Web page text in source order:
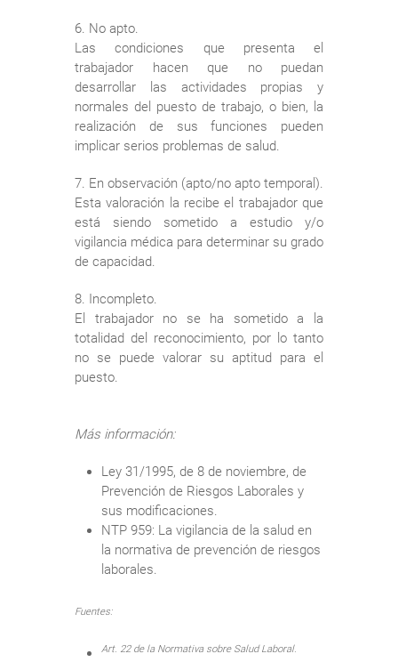
6. No apto.
Las condiciones que presenta el
trabajador hacen que no puedan
desarrollar las actividades propias y
normales del puesto de trabajo, o bien, la
realización de sus funciones pueden
implicar serios problemas de salud.
7. En observación (apto/no apto temporal).
Esta valoración la recibe el trabajador que
está siendo sometido a estudio y/o
vigilancia médica para determinar su grado
de capacidad.
8. Incompleto.
El trabajador no se ha sometido a la
totalidad del reconocimiento, por lo tanto
no se puede valorar su aptitud para el
puesto.
Más información:
Ley 31/1995, de 8 de noviembre, de
Prevención de Riesgos Laborales y
sus modificaciones.
NTP 959: La vigilancia de la salud en
la normativa de prevención de riesgos
laborales.
Fuentes:
Art. 22 de la Normativa sobre Salud Laboral.